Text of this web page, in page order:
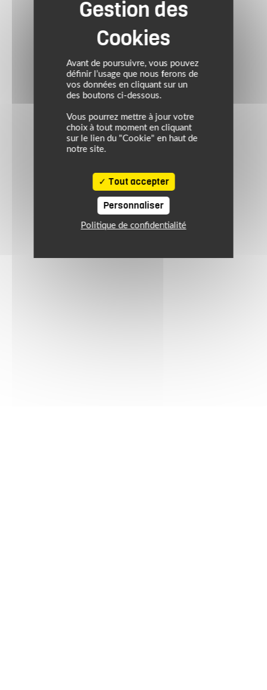
Avant de poursuivre, vous pouvez
définir l’usage que nous ferons de
vos données en cliquant sur un
des boutons ci-dessous.
Vous pourrez mettre à jour votre
choix à tout moment en cliquant
sur le lien du "Cookie" en haut de
notre site.
Tout accepter
Personnaliser
Politique de confidentialité